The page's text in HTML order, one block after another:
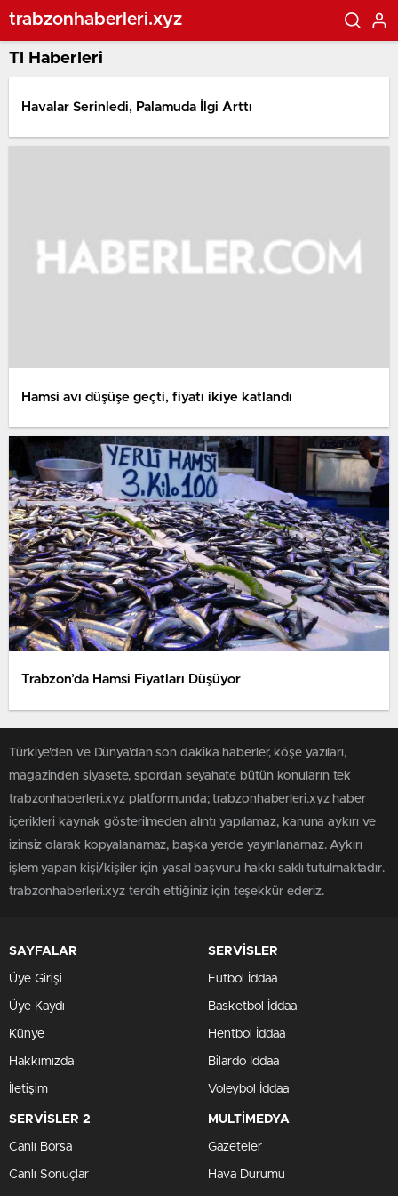
trabzonhaberleri.xyz
Tl Haberleri
Havalar Serinledi, Palamuda İlgi Arttı
Hamsi avı düşüşe geçti, fiyatı ikiye katlandı
Trabzon’da Hamsi Fiyatları Düşüyor
Türkiye'den ve Dünya’dan son dakika haberler, köşe yazıları,
magazinden siyasete, spordan seyahate bütün konuların tek
trabzonhaberleri.xyz platformunda; trabzonhaberleri.xyz haber
içerikleri kaynak gösterilmeden alıntı yapılamaz, kanuna aykırı ve
izinsiz olarak kopyalanamaz, başka yerde yayınlanamaz. Aykırı
işlem yapan kişi/kişiler için yasal başvuru hakkı saklı tutulmaktadır.
trabzonhaberleri.xyz tercih ettiğiniz için teşekkür ederiz.
SAYFALAR
Üye Girişi
Üye Kaydı
Künye
Hakkımızda
İletişim
SERVİSLER
Futbol İddaa
Basketbol İddaa
Hentbol İddaa
Bilardo İddaa
Voleybol İddaa
SERVİSLER 2
Canlı Borsa
Canlı Sonuçlar
MULTİMEDYA
Gazeteler
Hava Durumu